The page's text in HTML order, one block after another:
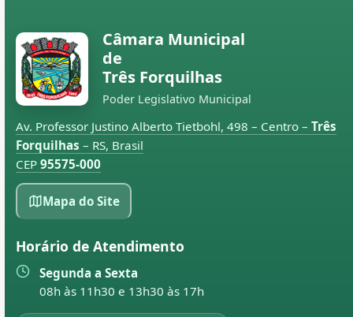
Câmara Municipal
de
Três Forquilhas
Poder Legislativo Municipal
Av. Professor Justino Alberto Tietbohl, 498 – Centro – Três
Forquilhas – RS, Brasil
CEP 95575-000
Mapa do Site
Horário de Atendimento
Segunda a Sexta
08h às 11h30 e 13h30 às 17h